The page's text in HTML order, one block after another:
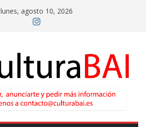
lunes, agosto 10, 2026